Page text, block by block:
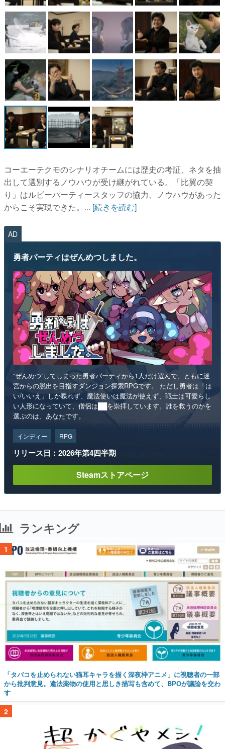
コーエーテクモのシナリオチームには歴史の考証、ネタを抽
出して選別するノウハウが受け継がれている。「比翼の契
り」はルビーパーティースタッフの協力、ノウハウがあった
からこそ実現できた。... [続きを読む]
AD
勇者パーティはぜんめつしました。
“ぜんめつ”してしまった勇者パーティから1人だけ選んで、ともに迷
宮からの脱出を目指すダンジョン探索RPGです。 ただし勇者は「は
い/いいえ」しか喋れず、魔法使いは魔法が使えず、戦士は可愛らし
い人形になっていて、僧侶は██を崇拝しています。誰を救うのかを
選ぶのは、あなたです。
インディー RPG
リリース日：2026年第4四半期
Steamストアページ
ランキング
1
「タバコを止められない猫耳キャラを描く深夜枠アニメ」に視聴者の一部
から批判意見。違法薬物の使用と思しき描写も含めて、BPOが議論を交わ
す
2